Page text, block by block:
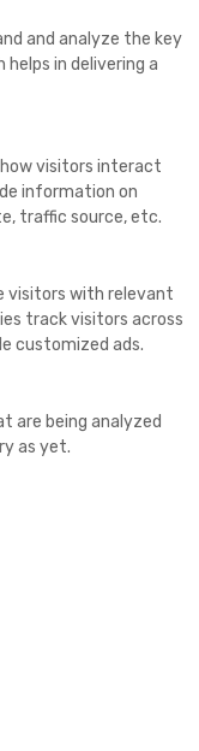
and analyze the key
in delivering a
visitors interact
information on
traffic source, etc.
visitors with relevant
track visitors across
customized ads.
are being analyzed
as yet.